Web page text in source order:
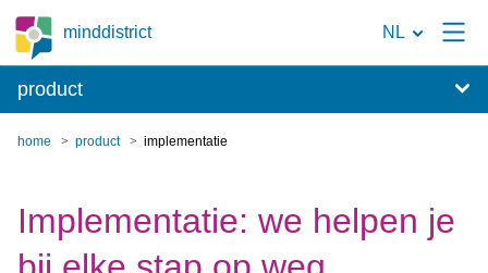
minddistrict
Naar
de
NL
product
home product implementatie
Implementatie: we helpen je